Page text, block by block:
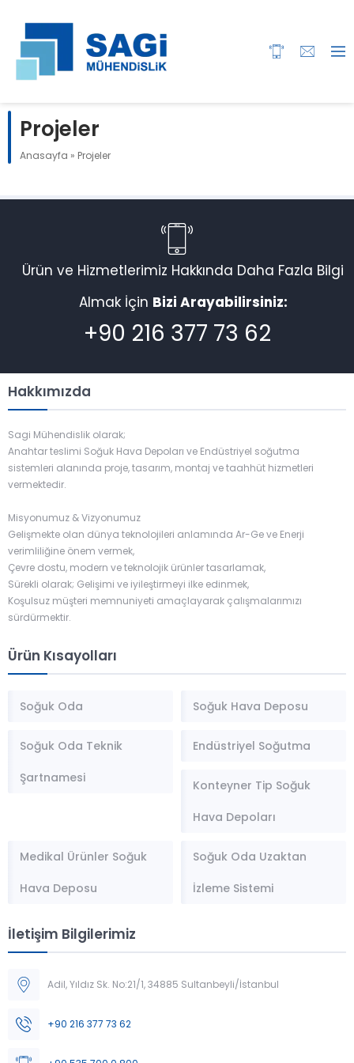
Projeler
Anasayfa » Projeler
Ürün ve Hizmetlerimiz Hakkında Daha Fazla Bilgi
Almak İçin Bizi Arayabilirsiniz:
+90 216 377 73 62
Hakkımızda
Sagi Mühendislik olarak;
Anahtar teslimi Soğuk Hava Depoları ve Endüstriyel soğutma
sistemleri alanında proje, tasarım, montaj ve taahhüt hizmetleri
vermektedir.
Misyonumuz & Vizyonumuz
Gelişmekte olan dünya teknolojileri anlamında Ar-Ge ve Enerji
verimliliğine önem vermek,
Çevre dostu, modern ve teknolojik ürünler tasarlamak,
Sürekli olarak; Gelişimi ve iyileştirmeyi ilke edinmek,
Koşulsuz müşteri memnuniyeti amaçlayarak çalışmalarımızı
sürdürmektir.
Ürün Kısayolları
Soğuk Oda Soğuk Hava Deposu
Soğuk Oda Teknik
Şartnamesi
Endüstriyel Soğutma
Konteyner Tip Soğuk
Hava Depoları
Medikal Ürünler Soğuk
Hava Deposu
Soğuk Oda Uzaktan
İzleme Sistemi
İletişim Bilgilerimiz
Adil, Yıldız Sk. No:21/1, 34885 Sultanbeyli/İstanbul
+90 216 377 73 62
Müşteri Temsilcisi